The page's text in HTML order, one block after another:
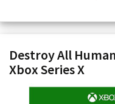
Destroy All
Xbox Series X